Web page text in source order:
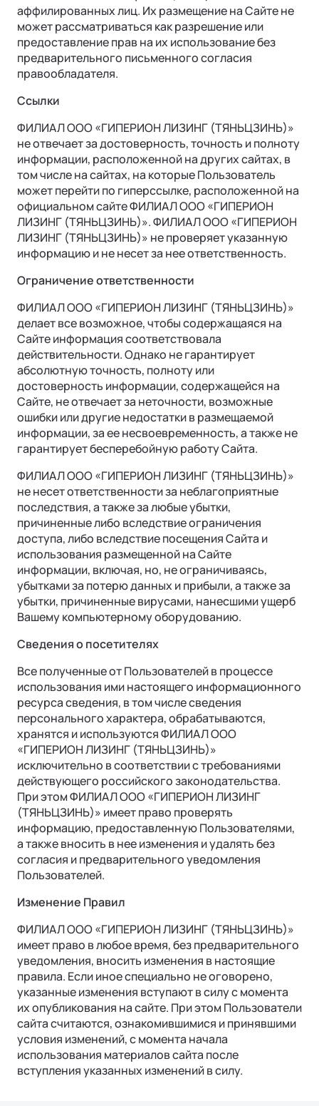
ФИНАНСЫ И УСЛУГИ
Финансовые программы
Трейд-ин
Страхование
ПОДДЕРЖКА
Гарантия
Страховая гарантия
Руководства по эксплуатации
аффилированных лиц. Их размещение на Сайте не
может рассматриваться как разрешение или
предоставление прав на их использование без
предварительного письменного согласия
правообладателя.
Ссылки
ФИЛИАЛ ООО «ГИПЕРИОН ЛИЗИНГ (ТЯНЬЦЗИНЬ)»
не отвечает за достоверность, точность и полноту
информации, расположенной на других сайтах, в
том числе на сайтах, на которые Пользователь
может перейти по гиперссылке, расположенной на
официальном сайте ФИЛИАЛ ООО «ГИПЕРИОН
ЛИЗИНГ (ТЯНЬЦЗИНЬ)». ФИЛИАЛ ООО «ГИПЕРИОН
ЛИЗИНГ (ТЯНЬЦЗИНЬ)» не проверяет указанную
информацию и не несет за нее ответственность.
Ограничение ответственности
ФИЛИАЛ ООО «ГИПЕРИОН ЛИЗИНГ (ТЯНЬЦЗИНЬ)»
делает все возможное, чтобы содержащаяся на
Сайте информация соответствовала
действительности. Однако не гарантирует
абсолютную точность, полноту или
достоверность информации, содержащейся на
Сайте, не отвечает за неточности, возможные
ошибки или другие недостатки в размещаемой
информации, за ее несвоевременность, а также не
гарантирует бесперебойную работу Сайта.
ФИЛИАЛ ООО «ГИПЕРИОН ЛИЗИНГ (ТЯНЬЦЗИНЬ)»
не несет ответственности за неблагоприятные
последствия, а также за любые убытки,
причиненные либо вследствие ограничения
доступа, либо вследствие посещения Сайта и
использования размещенной на Сайте
информации, включая, но, не ограничиваясь,
убытками за потерю данных и прибыли, а также за
убытки, причиненные вирусами, нанесшими ущерб
Вашему компьютерному оборудованию.
Сведения о посетителях
Все полученные от Пользователей в процессе
использования ими настоящего информационного
ресурса сведения, в том числе сведения
персонального характера, обрабатываются,
хранятся и используются ФИЛИАЛ ООО
«ГИПЕРИОН ЛИЗИНГ (ТЯНЬЦЗИНЬ)»
исключительно в соответствии с требованиями
действующего российского законодательства.
При этом ФИЛИАЛ ООО «ГИПЕРИОН ЛИЗИНГ
(ТЯНЬЦЗИНЬ)» имеет право проверять
информацию, предоставленную Пользователями,
а также вносить в нее изменения и удалять без
согласия и предварительного уведомления
Пользователей.
Изменение Правил
ФИЛИАЛ ООО «ГИПЕРИОН ЛИЗИНГ (ТЯНЬЦЗИНЬ)»
имеет право в любое время, без предварительного
уведомления, вносить изменения в настоящие
правила. Если иное специально не оговорено,
указанные изменения вступают в силу с момента
их опубликования на сайте. При этом Пользователи
сайта считаются, ознакомившимися и принявшими
условия изменений, с момента начала
использования материалов сайта после
вступления указанных изменений в силу.